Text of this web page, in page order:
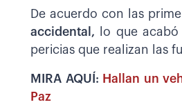
De acuerdo con las
accidental, lo que
pericias que realizan las
MIRA AQUÍ: Hallan un
Paz